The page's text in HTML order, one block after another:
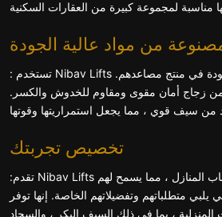
من مواد عالية الجودة
: تستخدم Nibav Lifts فقط أدوات عالية الجودة في منتج مصاعدهم.
من زجاج أمان مقوى ومقاوم للخدوش والكسر.
تخصيص تجربتك
:تقدم Nibav Lifts خيارات التخصيص لأصحاب المنازل ، مما يسمح لهم
متطلباتهم وتفضيلاتهم الخاصة. إنها توفر
، بما في ذلك السيف البكر ، والسجاد